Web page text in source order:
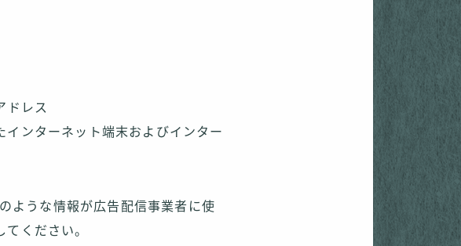
ドレス
インターネット端末およびインター
ような情報が広告配信事業者に使
てください。